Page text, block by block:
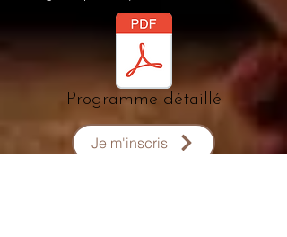
Programme détaillé
Je m'inscris